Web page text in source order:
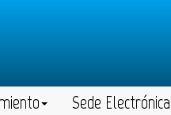
Sede Electrónica